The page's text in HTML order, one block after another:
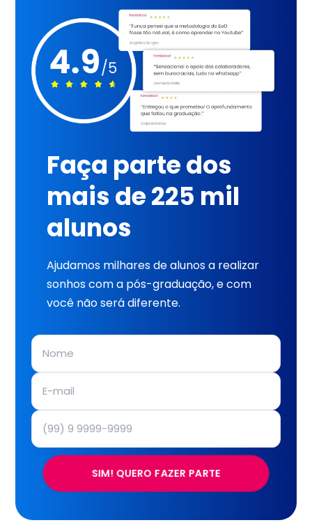
Faça parte dos
mais de 225 mil
alunos
Ajudamos milhares de alunos a realizar
sonhos com a pós-graduação, e com
você não será diferente.
SIM! QUERO FAZER PARTE